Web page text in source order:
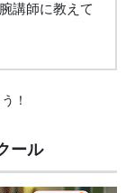
講師に教えて
！
ール